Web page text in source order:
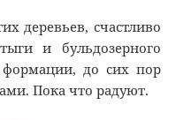
деревьев, счастливо
и бульдозерного
до сих пор
Пока что радуют.